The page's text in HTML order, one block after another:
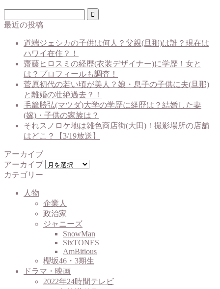
最近の投稿
道端ジェシカの子供は何人？父親(旦那)は誰？現在は
ハワイ在住？！
齋藤ヒロスミの経歴(衣装デザイナー)に学歴！女と
は？プロフィールも調査！
菅原初代の若い頃が美人？娘・息子の子供に夫(旦那)
と離婚の壮絶過去？！
毛籠勝弘(マツダ)大学の学歴に経歴は？結婚した妻
(嫁)・子供の家族は？
それスノロケ地は雑色商店街(大田)！撮影場所の店舗
はどこ？【3/19放送】
アーカイブ
アーカイブ
カテゴリー
人物
企業人
政治家
ジャニーズ
SnowMan
SixTONES
AmBitious
櫻坂46・3期生
ドラマ・映画
2022年24時間テレビ